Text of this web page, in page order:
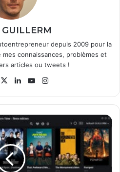
depuis 2009 pour la
connaissances, problèmes et
articles ou tweets !
Fa
X
Lin
din
Yo
ub
e
ra
m